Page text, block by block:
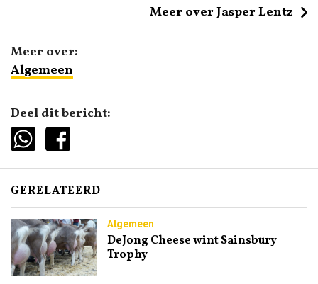
Meer over Jasper Lentz
Meer over:
Algemeen
Deel dit bericht:
GERELATEERD
Algemeen
DeJong Cheese wint Sainsbury
Trophy